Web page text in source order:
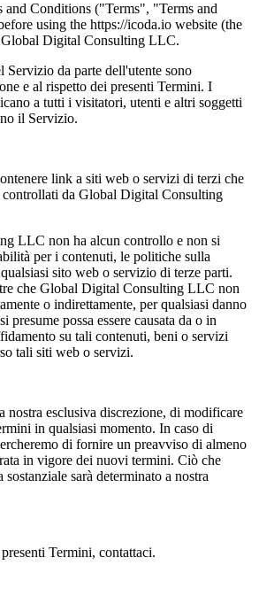
and Conditions ("Terms", "Terms and
using the https://icoda.io website (the
Digital Consulting LLC.
Servizio da parte dell'utente sono
e al rispetto dei presenti Termini. I
a tutti i visitatori, utenti e altri soggetti
il Servizio.
link a siti web o servizi di terzi che
da Global Digital Consulting
LLC non ha alcun controllo e non si
per i contenuti, le politiche sulla
sito web o servizio di terze parti.
che Global Digital Consulting LLC non
o indirettamente, per qualsiasi danno
presume possa essere causata da o in
su tali contenuti, beni o servizi
tali siti web o servizi.
esclusiva discrezione, di modificare
in qualsiasi momento. In caso di
di fornire un preavviso di almeno
in vigore dei nuovi termini. Ciò che
sarà determinato a nostra
Termini, contattaci.